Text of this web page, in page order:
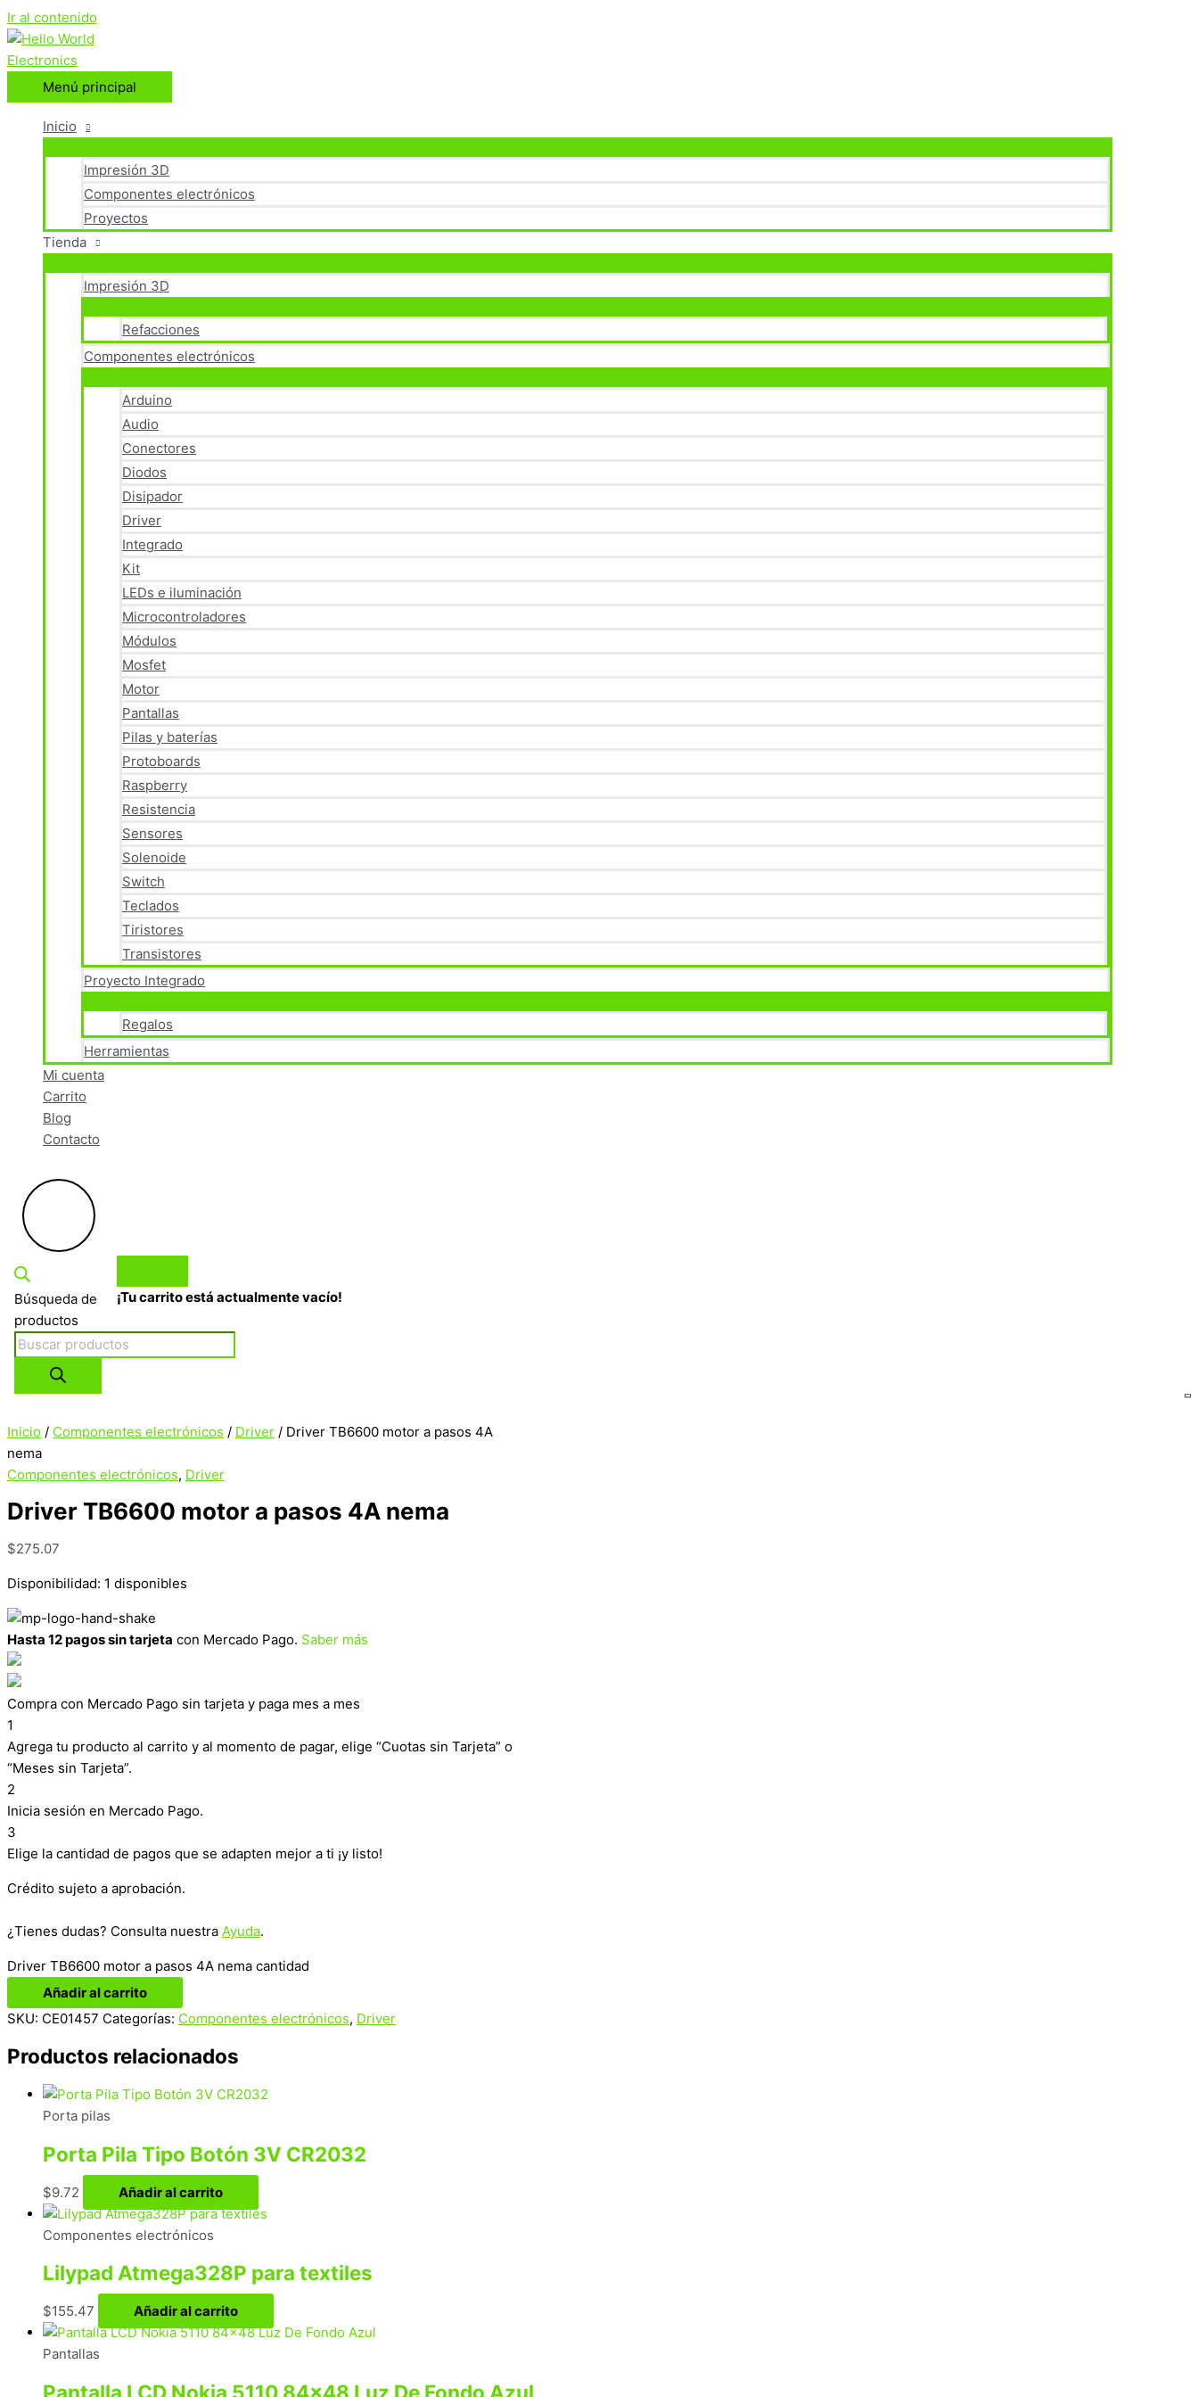
Ir al contenido
Menú principal
Inicio
Impresión 3D
Componentes electrónicos
Proyectos
Tienda
Impresión 3D
Refacciones
Componentes electrónicos
Arduino
Audio
Conectores
Diodos
Disipador
Driver
Integrado
Kit
LEDs e iluminación
Microcontroladores
Módulos
Mosfet
Motor
Pantallas
Pilas y baterías
Protoboards
Raspberry
Resistencia
Sensores
Solenoide
Switch
Teclados
Tiristores
Transistores
Proyecto Integrado
Regalos
Herramientas
Mi cuenta
Carrito
Blog
Contacto
Búsqueda de
productos
¡Tu carrito está actualmente vacío!
Inicio / Componentes electrónicos / Driver / Driver TB6600 motor a pasos 4A
nema
Componentes electrónicos, Driver
Driver TB6600 motor a pasos 4A nema
$275.07
Disponibilidad: 1 disponibles
Hasta 12 pagos sin tarjeta con Mercado Pago. Saber más
Compra con Mercado Pago sin tarjeta y paga mes a mes
1
Agrega tu producto al carrito y al momento de pagar, elige “Cuotas sin Tarjeta” o
“Meses sin Tarjeta”.
2
Inicia sesión en Mercado Pago.
3
Elige la cantidad de pagos que se adapten mejor a ti ¡y listo!
Crédito sujeto a aprobación.
¿Tienes dudas? Consulta nuestra Ayuda.
Driver TB6600 motor a pasos 4A nema cantidad
Añadir al carrito
SKU: CE01457 Categorías: Componentes electrónicos, Driver
Productos relacionados
Porta pilas
Porta Pila Tipo Botón 3V CR2032
$9.72 Añadir al carrito
Componentes electrónicos
Lilypad Atmega328P para textiles
$155.47 Añadir al carrito
Pantallas
Pantalla LCD Nokia 5110 84×48 Luz De Fondo Azul